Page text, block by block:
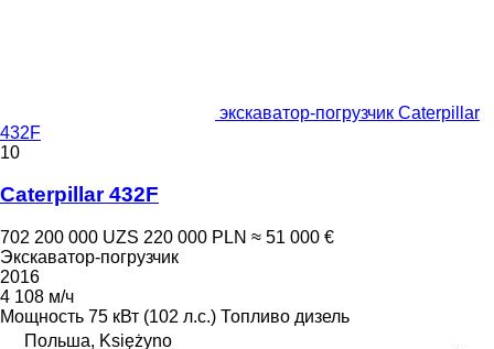
экскаватор-погрузчик Caterpillar
432F
10
Caterpillar 432F
702 200 000 UZS 220 000 PLN ≈ 51 000 €
Экскаватор-погрузчик
2016
4 108 м/ч
Мощность 75 кВт (102 л.с.) Топливо дизель
Польша, Księżyno